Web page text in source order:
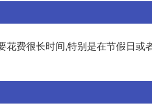
费很长时间,特别是在节假日或